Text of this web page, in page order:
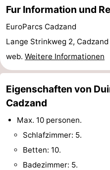
Schwimmbader
-
Radfahren
Wandern
-
Reiten
-
Golfplatze
Surfen
Sportangeln
Haifischzähne
Fur Information und
EuroParcs Cadzand
Lange Strinkweg 2, Cadzand
web. Weitere Informationen
Eigenschaften von
Cadzand
Max. 10 personen.
Schlafzimmer: 5.
Betten: 10.
Badezimmer: 5.